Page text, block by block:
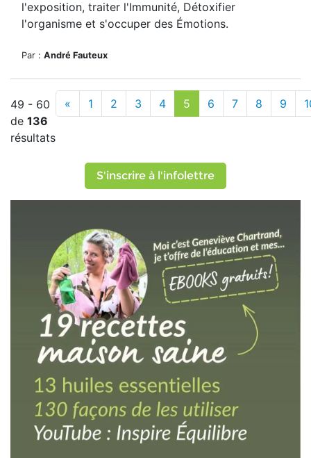
l'exposition, traiter l'Immunité, Détoxifier
l'organisme et s'occuper des Émotions.
Par : André Fauteux
49 - 60
de 136
résultats
« 1 2 3 4 5 6 7 8 9
S'inscrire à l'infolettre